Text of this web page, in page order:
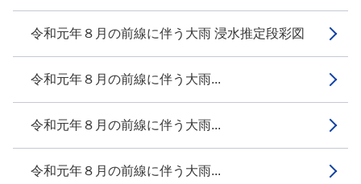
令和元年８月の前線に伴う大雨 浸水推定段彩図
令和元年８月の前線に伴う大雨...
令和元年８月の前線に伴う大雨...
令和元年８月の前線に伴う大雨...